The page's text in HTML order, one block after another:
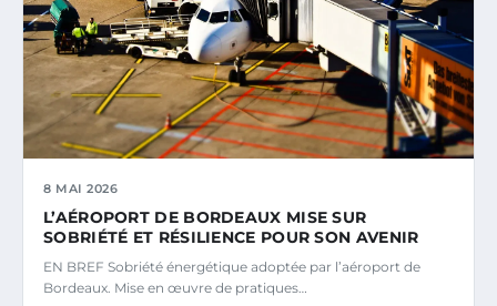
8 MAI 2026
L’AÉROPORT DE BORDEAUX MISE SUR
SOBRIÉTÉ ET RÉSILIENCE POUR SON AVENIR
EN BREF Sobriété énergétique adoptée par l’aéroport de
Bordeaux. Mise en œuvre de pratiques…